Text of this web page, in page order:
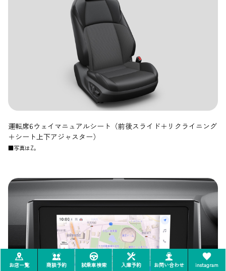
運転席6ウェイマニュアルシート（前後スライド＋リクライニング
＋シート上下アジャスター）
■写真はZ。
お店一覧 商談予約 試乗車検索 入庫予約 お問い合わせ instagram